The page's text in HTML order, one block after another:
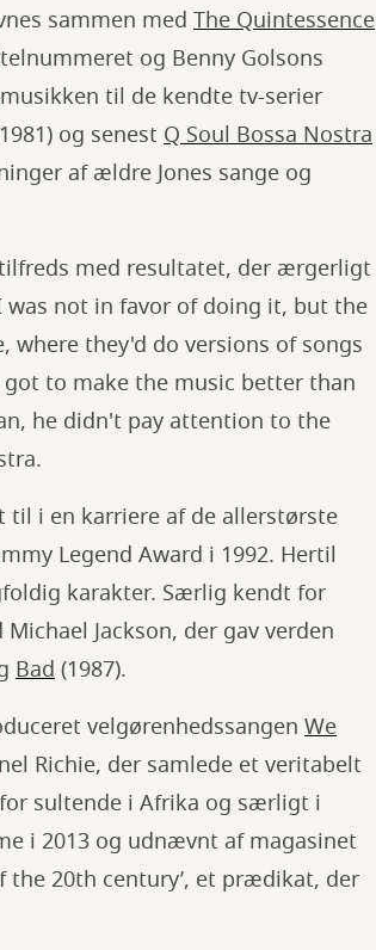
sammen med The Quintessence
og Benny Golsons
til de kendte tv-serier
og senest Q Soul Bossa Nostra
af ældre Jones sange og
med resultatet, der ærgerligt
was not in favor of doing it, but the
they'd do versions of songs
got to make the music better than
he didn't pay attention to the
til i en karriere af de allerstørste
Legend Award i 1992. Hertil
karakter. Særlig kendt for
Jackson, der gav verden
Bad (1987).
velgørenhedssangen We
Richie, der samlede et veritabelt
sultende i Afrika og særligt i
i 2013 og udnævnt af magasinet
the 20th century’, et prædikat, der